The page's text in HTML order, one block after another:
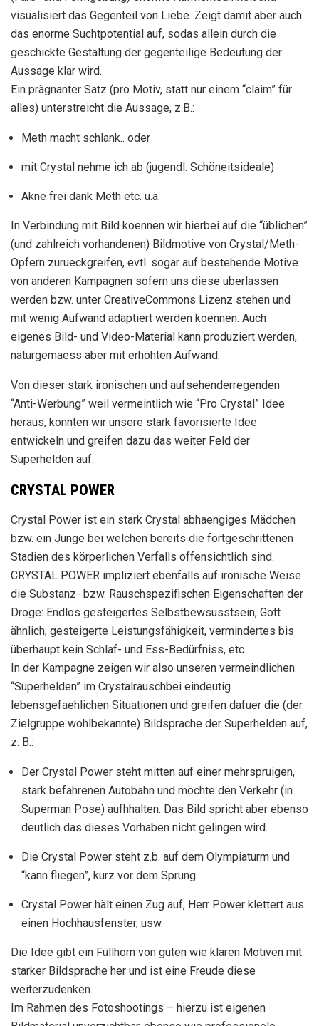
visualisiert das Gegenteil von Liebe. Zeigt damit aber auch
das enorme Suchtpotential auf, sodas allein durch die
geschickte Gestaltung der gegenteilige Bedeutung der
Aussage klar wird.
Ein prägnanter Satz (pro Motiv, statt nur einem “claim” für
alles) unterstreicht die Aussage, z.B.:
Meth macht schlank.. oder
mit Crystal nehme ich ab (jugendl. Schöneitsideale)
Akne frei dank Meth etc. u.ä.
In Verbindung mit Bild koennen wir hierbei auf die “üblichen”
(und zahlreich vorhandenen) Bildmotive von Crystal/Meth-
Opfern zurueckgreifen, evtl. sogar auf bestehende Motive
von anderen Kampagnen sofern uns diese uberlassen
werden bzw. unter CreativeCommons Lizenz stehen und
mit wenig Aufwand adaptiert werden koennen. Auch
eigenes Bild- und Video-Material kann produziert werden,
naturgemaess aber mit erhöhten Aufwand.
Von dieser stark ironischen und aufsehenderregenden
“Anti-Werbung” weil vermeintlich wie “Pro Crystal” Idee
heraus, konnten wir unsere stark favorisierte Idee
entwickeln und greifen dazu das weiter Feld der
Superhelden auf:
CRYSTAL POWER
Crystal Power ist ein stark Crystal abhaengiges Mädchen
bzw. ein Junge bei welchen bereits die fortgeschrittenen
Stadien des körperlichen Verfalls offensichtlich sind.
CRYSTAL POWER impliziert ebenfalls auf ironische Weise
die Substanz- bzw. Rauschspezifischen Eigenschaften der
Droge: Endlos gesteigertes Selbstbewsusstsein, Gott
ähnlich, gesteigerte Leistungsfähigkeit, vermindertes bis
überhaupt kein Schlaf- und Ess-Bedürfniss, etc.
In der Kampagne zeigen wir also unseren vermeindlichen
“Superhelden” im Crystalrauschbei eindeutig
lebensgefaehlichen Situationen und greifen dafuer die (der
Zielgruppe wohlbekannte) Bildsprache der Superhelden auf,
z. B.:
Der Crystal Power steht mitten auf einer mehrspruigen,
stark befahrenen Autobahn und möchte den Verkehr (in
Superman Pose) aufhhalten. Das Bild spricht aber ebenso
deutlich das dieses Vorhaben nicht gelingen wird.
Die Crystal Power steht z.b. auf dem Olympiaturm und
“kann fliegen”, kurz vor dem Sprung.
Crystal Power hält einen Zug auf, Herr Power klettert aus
einen Hochhausfenster, usw.
Die Idee gibt ein Füllhorn von guten wie klaren Motiven mit
starker Bildsprache her und ist eine Freude diese
weiterzudenken.
Im Rahmen des Fotoshootings – hierzu ist eigenen